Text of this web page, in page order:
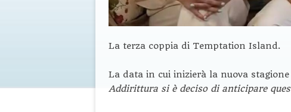
La terza coppia di Temptation Island.
La data in cui inizierà la nuova
Addirittura si è deciso di anticipare